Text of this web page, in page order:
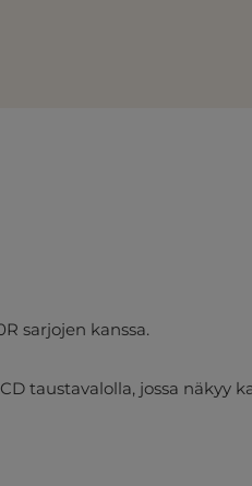
sarjojen kanssa.
taustavalolla, jossa näkyy